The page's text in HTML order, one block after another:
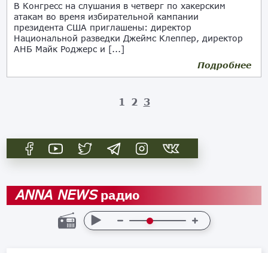
В Конгресс на слушания в четверг по хакерским
атакам во время избирательной кампании
президента США приглашены: директор
Национальной разведки Джеймс Клеппер, директор
АНБ Майк Роджерс и [...]
Подробнее
1 2 3
ANNA NEWSрадио